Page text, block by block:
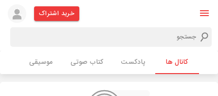
خرید اشتراک
کانال ها پادکست کتاب صوتی موسیقی